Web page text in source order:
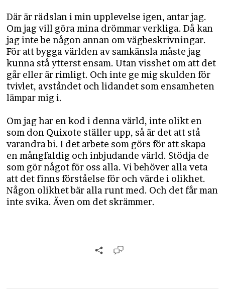
Där är rädslan i min upplevelse igen, antar jag.
Om jag vill göra mina drömmar verkliga. Då kan
jag inte be någon annan om vägbeskrivningar.
För att bygga världen av samkänsla måste jag
kunna stå ytterst ensam. Utan visshet om att det
går eller är rimligt. Och inte ge mig skulden för
tvivlet, avståndet och lidandet som ensamheten
lämpar mig i.
Om jag har en kod i denna värld, inte olikt en
som don Quixote ställer upp, så är det att stå
varandra bi. I det arbete som görs för att skapa
en mångfaldig och inbjudande värld. Stödja de
som gör något för oss alla. Vi behöver alla veta
att det finns förståelse för och värde i olikhet.
Någon olikhet bär alla runt med. Och det får man
inte svika. Även om det skrämmer.